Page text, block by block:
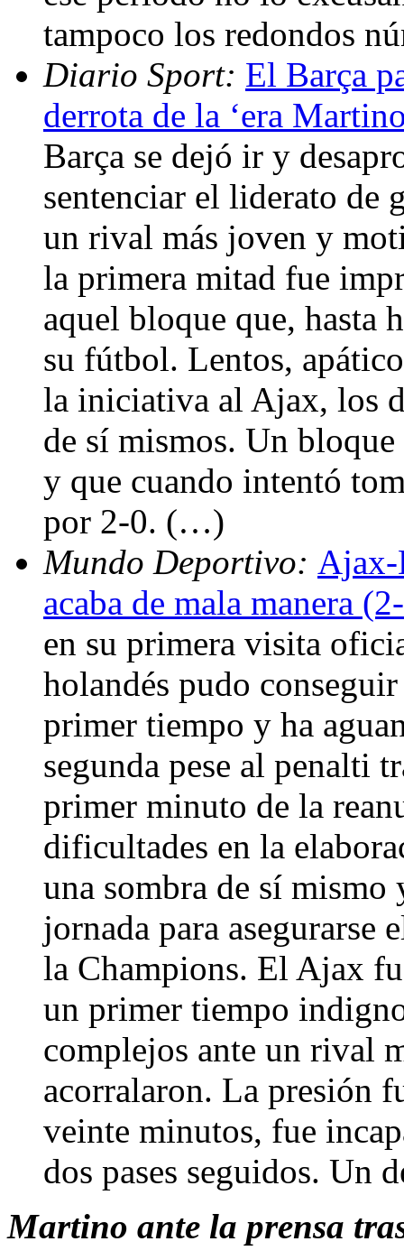
tampoco los redondos
Diario Sport: El Barça
derrota de la ‘era
Barça se dejó ir y
sentenciar el liderato de
un rival más joven y
la primera mitad fue
aquel bloque que, hasta
su fútbol. Lentos,
la iniciativa al Ajax, los
de sí mismos. Un
y que cuando intentó
por 2-0. (…)
Mundo Deportivo: Ajax-
acaba de mala manera
en su primera visita
holandés pudo
primer tiempo y ha
segunda pese al penalti
primer minuto de la
dificultades en la
una sombra de sí mismo
jornada para asegurarse
la Champions. El Ajax
un primer tiempo
complejos ante un rival
acorralaron. La presión
veinte minutos, fue
dos pases seguidos. Un
Martino ante la prensa